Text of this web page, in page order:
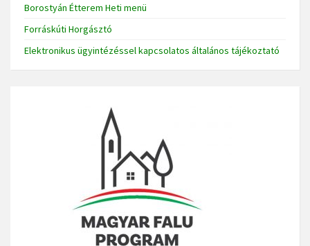
Borostyán Étterem Heti menü
Forráskúti Horgásztó
Elektronikus ügyintézéssel kapcsolatos általános tájékoztató